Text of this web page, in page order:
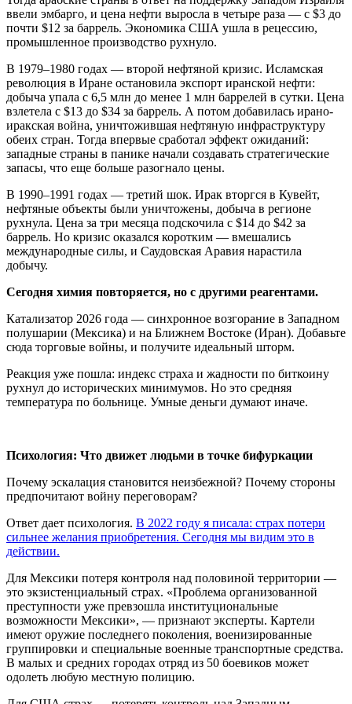
ввели эмбарго, и цена нефти выросла в четыре раза — с $3 до
почти $12 за баррель. Экономика США ушла в рецессию,
промышленное производство рухнуло.
В 1979–1980 годах — второй нефтяной кризис. Исламская
революция в Иране остановила экспорт иранской нефти:
добыча упала с 6,5 млн до менее 1 млн баррелей в сутки. Цена
взлетела с $13 до $34 за баррель. А потом добавилась ирано-
иракская война, уничтожившая нефтяную инфраструктуру
обеих стран. Тогда впервые сработал эффект ожиданий:
западные страны в панике начали создавать стратегические
запасы, что еще больше разогнало цены.
В 1990–1991 годах — третий шок. Ирак вторгся в Кувейт,
нефтяные объекты были уничтожены, добыча в регионе
рухнула. Цена за три месяца подскочила с $14 до $42 за
баррель. Но кризис оказался коротким — вмешались
международные силы, и Саудовская Аравия нарастила
добычу.
Сегодня химия повторяется, но с другими реагентами.
Катализатор 2026 года — синхронное возгорание в Западном
полушарии (Мексика) и на Ближнем Востоке (Иран). Добавьте
сюда торговые войны, и получите идеальный шторм.
Реакция уже пошла: индекс страха и жадности по биткоину
рухнул до исторических минимумов. Но это средняя
температура по больнице. Умные деньги думают иначе.
Психология: Что движет людьми в точке бифуркации
Почему эскалация становится неизбежной? Почему стороны
предпочитают войну переговорам?
Ответ дает психология. В 2022 году я писала: страх потери
сильнее желания приобретения. Сегодня мы видим это в
действии.
Для Мексики потеря контроля над половиной территории —
это экзистенциальный страх. «Проблема организованной
преступности уже превзошла институциональные
возможности Мексики», — признают эксперты. Картели
имеют оружие последнего поколения, военизированные
группировки и специальные военные транспортные средства.
В малых и средних городах отряд из 50 боевиков может
одолеть любую местную полицию.